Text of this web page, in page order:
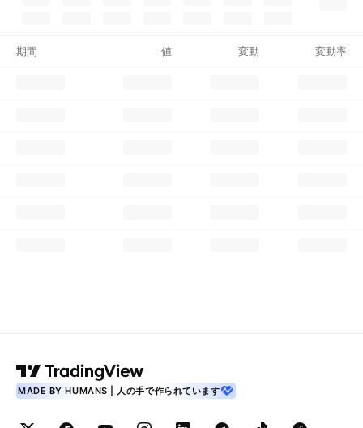
期間 値 変動 変動率
MADE BY HUMANS | 人の手で作られています